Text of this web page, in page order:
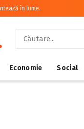
în lume.
Economie Social